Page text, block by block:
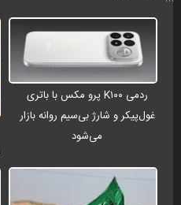
ردمی K۱۰۰ پرو مکس با باتری
غول‌پیکر و شارژ بی‌سیم روانه بازار
می‌شود